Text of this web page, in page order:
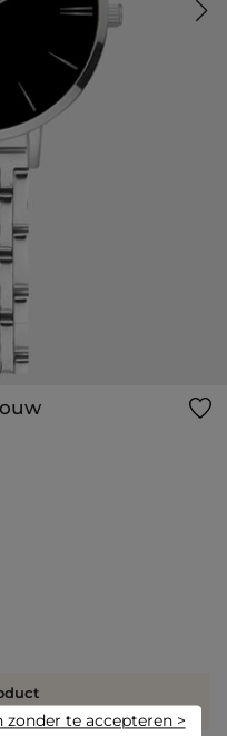
zonder te accepteren >